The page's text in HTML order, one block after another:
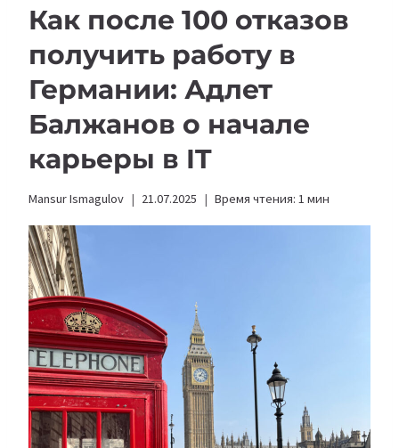
Как после 100 отказов
получить работу в
Германии: Адлет
Балжанов о начале
карьеры в IT
Mansur Ismagulov 21.07.2025 Время чтения: 1 мин